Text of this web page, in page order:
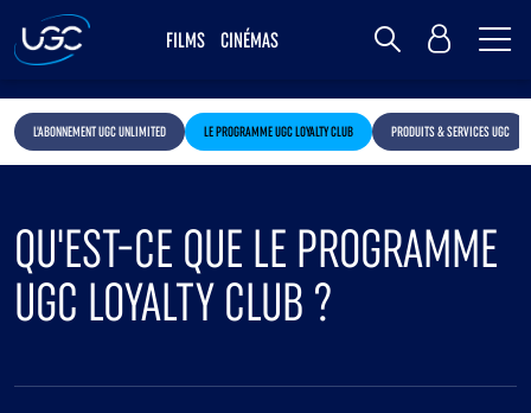
FILMS CINÉMAS MY UGC
L'ABONNEMENT UGC UNLIMITED LE PROGRAMME UGC LOYALTY CLUB PRODUITS & SERVICES UGC
QU'EST-CE QUE LE PROGRAMME
UGC LOYALTY CLUB ?